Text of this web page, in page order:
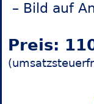
– Bild auf
Preis: